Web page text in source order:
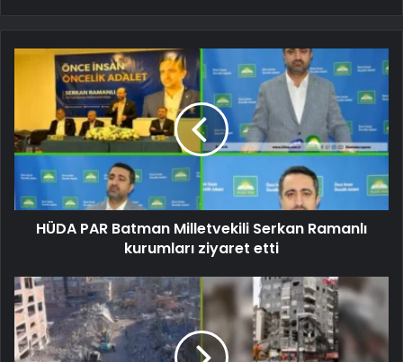
HÜDA PAR Batman Milletvekili Serkan Ramanlı
kurumları ziyaret etti